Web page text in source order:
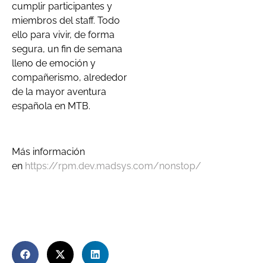
cumplir participantes y
miembros del staff. Todo
ello para vivir, de forma
segura, un fin de semana
lleno de emoción y
compañerismo, alrededor
de la mayor aventura
española en MTB.
Más información
en https://rpm.dev.madsys.com/nonstop/